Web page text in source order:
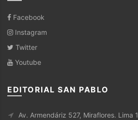
Facebook
Instagram
Twitter
Youtube
EDITORIAL SAN PABLO
Av. Armendáriz 527, Miraflores. Lima